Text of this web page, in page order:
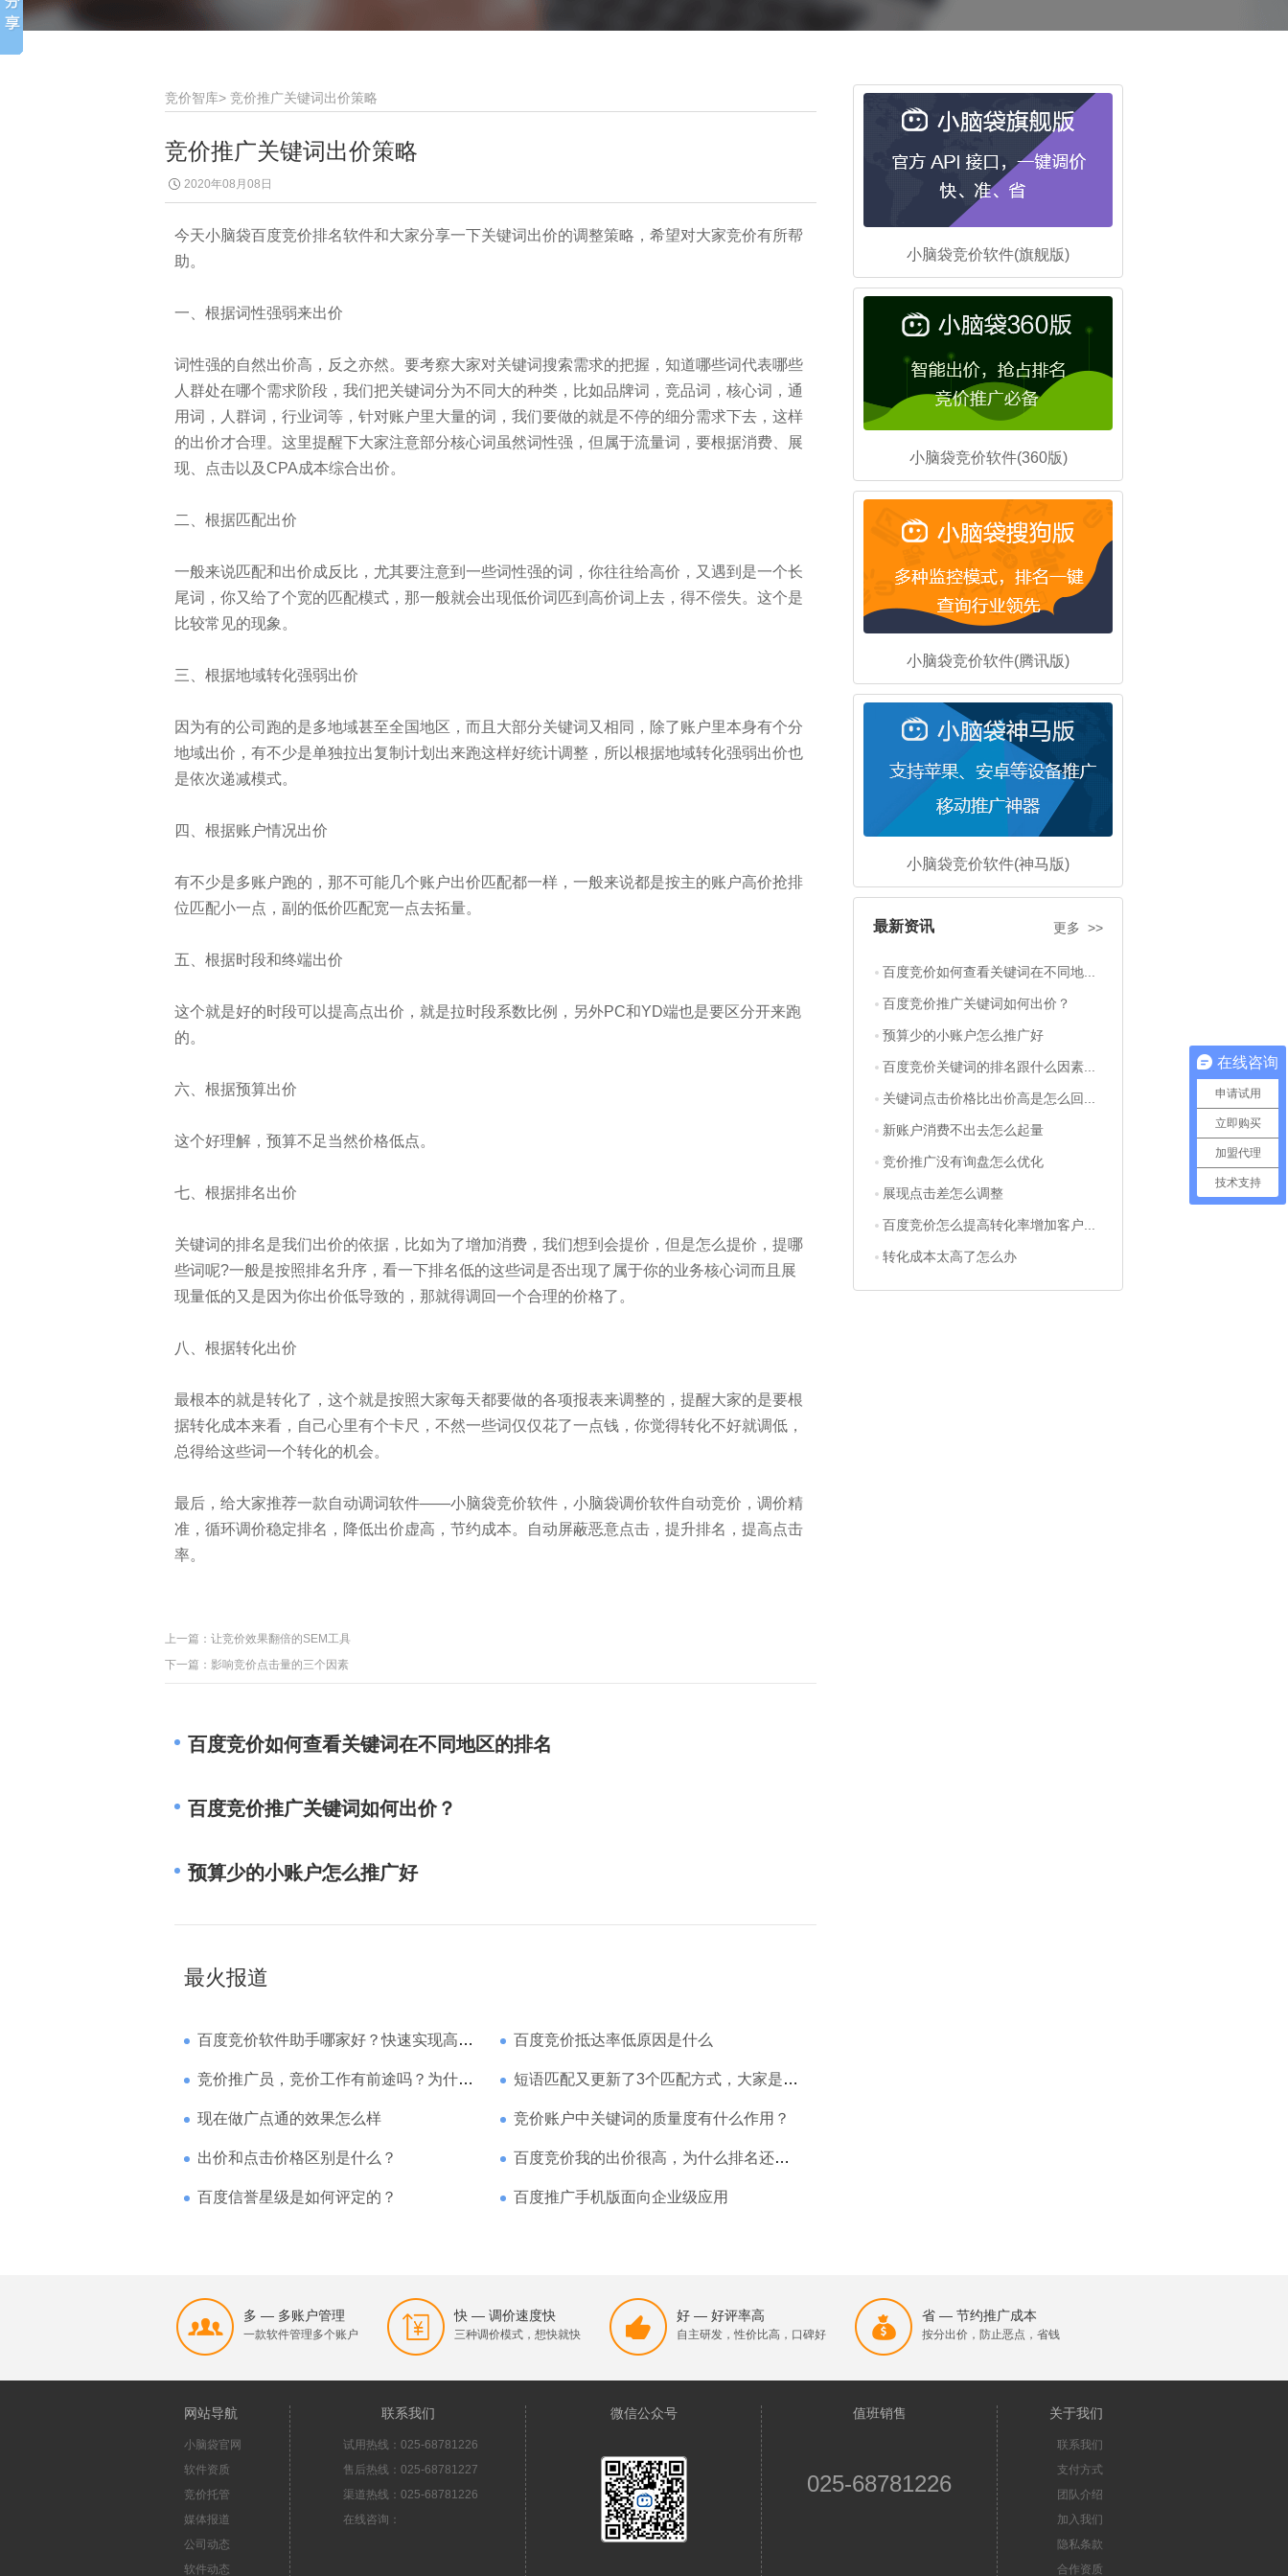
小脑袋竞价软件(旗舰版)
小脑袋竞价软件(360版)
小脑袋竞价软件(腾讯版)
小脑袋竞价软件(神马版)
最新资讯 更多 >>
百度竞价如何查看关键词在不同地...
百度竞价推广关键词如何出价？
预算少的小账户怎么推广好
百度竞价关键词的排名跟什么因素...
关键词点击价格比出价高是怎么回...
新账户消费不出去怎么起量
竞价推广没有询盘怎么优化
展现点击差怎么调整
百度竞价怎么提高转化率增加客户...
转化成本太高了怎么办
竞价智库> 竞价推广关键词出价策略
竞价推广关键词出价策略
2020年08月08日
今天小脑袋百度竞价排名软件和大家分享一下关键词出价的调整策略，希望对大家竞价有所帮
助。
一、根据词性强弱来出价
词性强的自然出价高，反之亦然。要考察大家对关键词搜索需求的把握，知道哪些词代表哪些
人群处在哪个需求阶段，我们把关键词分为不同大的种类，比如品牌词，竞品词，核心词，通
用词，人群词，行业词等，针对账户里大量的词，我们要做的就是不停的细分需求下去，这样
的出价才合理。这里提醒下大家注意部分核心词虽然词性强，但属于流量词，要根据消费、展
现、点击以及CPA成本综合出价。
二、根据匹配出价
一般来说匹配和出价成反比，尤其要注意到一些词性强的词，你往往给高价，又遇到是一个长
尾词，你又给了个宽的匹配模式，那一般就会出现低价词匹到高价词上去，得不偿失。这个是
比较常见的现象。
三、根据地域转化强弱出价
因为有的公司跑的是多地域甚至全国地区，而且大部分关键词又相同，除了账户里本身有个分
地域出价，有不少是单独拉出复制计划出来跑这样好统计调整，所以根据地域转化强弱出价也
是依次递减模式。
四、根据账户情况出价
有不少是多账户跑的，那不可能几个账户出价匹配都一样，一般来说都是按主的账户高价抢排
位匹配小一点，副的低价匹配宽一点去拓量。
五、根据时段和终端出价
这个就是好的时段可以提高点出价，就是拉时段系数比例，另外PC和YD端也是要区分开来跑
的。
六、根据预算出价
这个好理解，预算不足当然价格低点。
七、根据排名出价
关键词的排名是我们出价的依据，比如为了增加消费，我们想到会提价，但是怎么提价，提哪
些词呢?一般是按照排名升序，看一下排名低的这些词是否出现了属于你的业务核心词而且展
现量低的又是因为你出价低导致的，那就得调回一个合理的价格了。
八、根据转化出价
最根本的就是转化了，这个就是按照大家每天都要做的各项报表来调整的，提醒大家的是要根
据转化成本来看，自己心里有个卡尺，不然一些词仅仅花了一点钱，你觉得转化不好就调低，
总得给这些词一个转化的机会。
最后，给大家推荐一款自动调词软件——小脑袋竞价软件，小脑袋调价软件自动竞价，调价精
准，循环调价稳定排名，降低出价虚高，节约成本。自动屏蔽恶意点击，提升排名，提高点击
率。
上一篇： 让竞价效果翻倍的SEM工具
下一篇： 影响竞价点击量的三个因素
百度竞价如何查看关键词在不同地区的排名
百度竞价推广关键词如何出价？
预算少的小账户怎么推广好
最火报道
百度竞价软件助手哪家好？快速实现高回报哪家强？ 百度竞价抵达率低原因是什么
竞价推广员，竞价工作有前途吗？为什么待遇那么高 短语匹配又更新了3个匹配方式，大家是如何理解的
现在做广点通的效果怎么样 竞价账户中关键词的质量度有什么作用？
出价和点击价格区别是什么？ 百度竞价我的出价很高，为什么排名还是靠后
百度信誉星级是如何评定的？ 百度推广手机版面向企业级应用
多 — 多账户管理
一款软件管理多个账户
快 — 调价速度快
三种调价模式，想快就快
好 — 好评率高
自主研发，性价比高，口碑好
省 — 节约推广成本
按分出价，防止恶点，省钱
网站导航
小脑袋官网
软件资质
竞价托管
媒体报道
公司动态
软件动态
联系我们
试用热线：025-68781226
售后热线：025-68781227
渠道热线：025-68781226
在线咨询：
微信公众号 值班销售
025-68781226
关于我们
联系我们
支付方式
团队介绍
加入我们
隐私条款
合作资质
在线咨询
申请试用
立即购买
加盟代理
技术支持